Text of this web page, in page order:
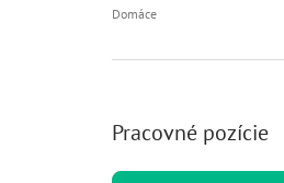
Domáce
Pracovné pozície